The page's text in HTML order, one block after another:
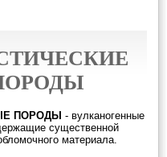
ПОРОДЫ - вулканогенные
существенной
материала.